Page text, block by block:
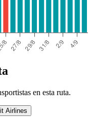
en esta ruta.
Airlines